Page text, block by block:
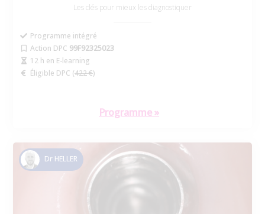
Les clés pour mieux les diagnostiquer
Programme intégré
Action DPC 99F92325023
12 h en E-learning
Éligible DPC (422 €)
Programme »
Dr HELLER